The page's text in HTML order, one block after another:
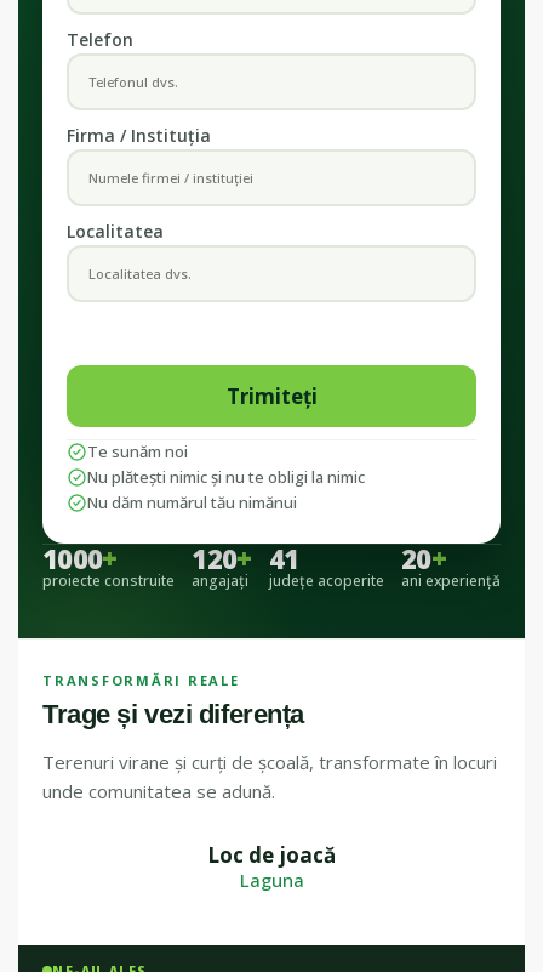
1000+
proiecte construite
120+
angajați
41
județe acoperite
20+
ani experiență
Telefon
Firma / Instituția
Localitatea
Te sunăm noi
Nu plătești nimic și nu te obligi la nimic
Nu dăm numărul tău nimănui
TRANSFORMĂRI REALE
Trage și vezi diferența
Terenuri virane și curți de școală, transformate în locuri
unde comunitatea se adună.
Loc de joacă
Laguna